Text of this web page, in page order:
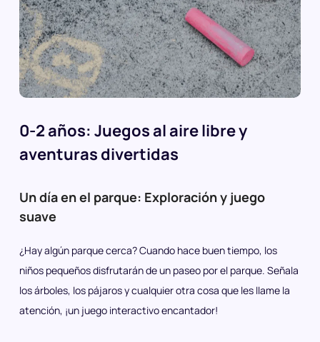
0-2 años: Juegos al aire libre y
aventuras divertidas
Un día en el parque: Exploración y juego
suave
¿Hay algún parque cerca? Cuando hace buen tiempo, los
niños pequeños disfrutarán de un paseo por el parque. Señala
los árboles, los pájaros y cualquier otra cosa que les llame la
atención, ¡un juego interactivo encantador!